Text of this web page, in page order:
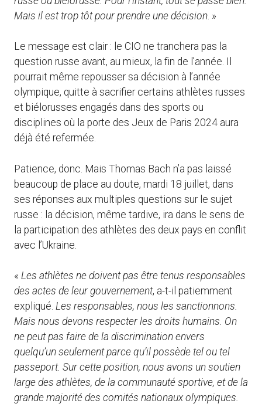
Mais il est trop tôt pour prendre une décision . »
Le message est clair : le CIO ne tranchera pas la
question russe avant, au mieux, la fin de l’année. Il
pourrait même repousser sa décision à l’année
olympique, quitte à sacrifier certains athlètes russes
et biélorusses engagés dans des sports ou
disciplines où la porte des Jeux de Paris 2024 aura
déjà été refermée.
Patience, donc. Mais Thomas Bach n’a pas laissé
beaucoup de place au doute, mardi 18 juillet, dans
ses réponses aux multiples questions sur le sujet
russe : la décision, même tardive, ira dans le sens de
la participation des athlètes des deux pays en conflit
avec l’Ukraine.
« Les athlètes ne doivent pas être tenus responsables
des actes de leur gouvernement, a-t-il patiemment
expliqué. Les responsables, nous les sanctionnons.
Mais nous devons respecter les droits humains. On
ne peut pas faire de la discrimination envers
quelqu’un seulement parce qu’il possède tel ou tel
passeport. Sur cette position, nous avons un soutien
large des athlètes, de la communauté sportive, et de la
grande majorité des comités nationaux olympiques.